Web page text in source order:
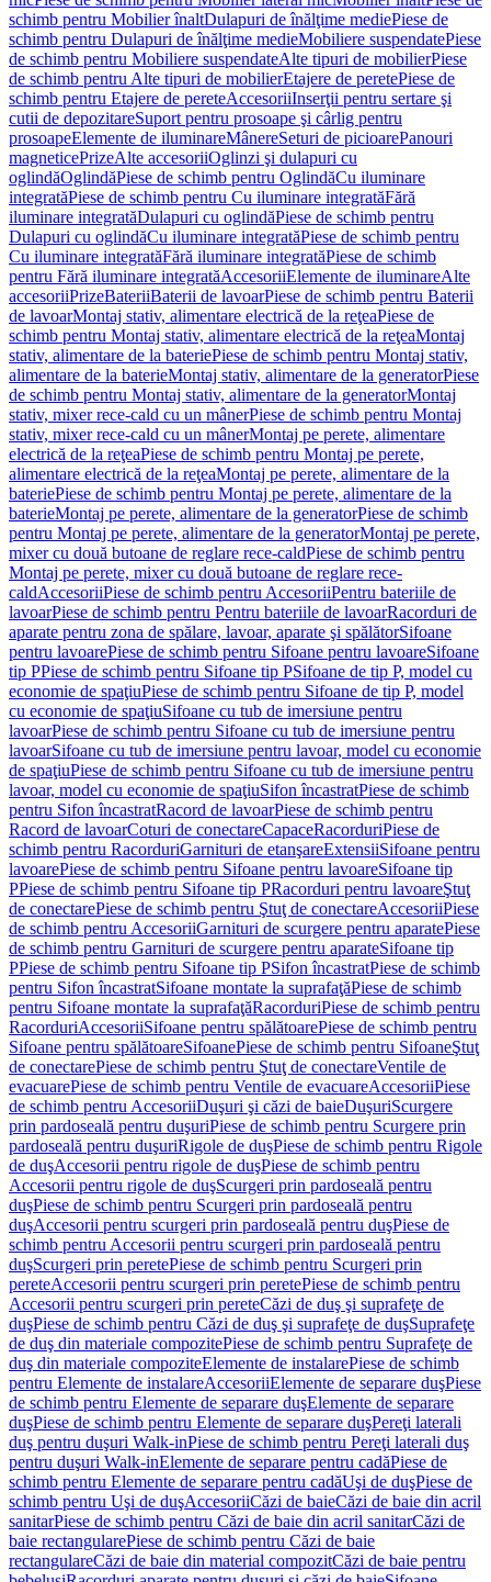
schimb pentru Mobilier înaltDulapuri de înălţime mediePiese de
schimb pentru Dulapuri de înălţime medieMobiliere suspendatePiese
de schimb pentru Mobiliere suspendateAlte tipuri de mobilierPiese
de schimb pentru Alte tipuri de mobilierEtajere de peretePiese de
schimb pentru Etajere de pereteAccesoriiInserţii pentru sertare şi
cutii de depozitareSuport pentru prosoape şi cârlig pentru
prosoapeElemente de iluminareMânereSeturi de picioarePanouri
magneticePrizeAlte accesoriiOglinzi şi dulapuri cu
oglindăOglindăPiese de schimb pentru OglindăCu iluminare
integratăPiese de schimb pentru Cu iluminare integratăFără
iluminare integratăDulapuri cu oglindăPiese de schimb pentru
Dulapuri cu oglindăCu iluminare integratăPiese de schimb pentru
Cu iluminare integratăFără iluminare integratăPiese de schimb
pentru Fără iluminare integratăAccesoriiElemente de iluminareAlte
accesoriiPrizeBateriiBaterii de lavoarPiese de schimb pentru Baterii
de lavoarMontaj stativ, alimentare electrică de la reţeaPiese de
schimb pentru Montaj stativ, alimentare electrică de la reţeaMontaj
stativ, alimentare de la bateriePiese de schimb pentru Montaj stativ,
alimentare de la baterieMontaj stativ, alimentare de la generatorPiese
de schimb pentru Montaj stativ, alimentare de la generatorMontaj
stativ, mixer rece-cald cu un mânerPiese de schimb pentru Montaj
stativ, mixer rece-cald cu un mânerMontaj pe perete, alimentare
electrică de la reţeaPiese de schimb pentru Montaj pe perete,
alimentare electrică de la reţeaMontaj pe perete, alimentare de la
bateriePiese de schimb pentru Montaj pe perete, alimentare de la
baterieMontaj pe perete, alimentare de la generatorPiese de schimb
pentru Montaj pe perete, alimentare de la generatorMontaj pe perete,
mixer cu două butoane de reglare rece-caldPiese de schimb pentru
Montaj pe perete, mixer cu două butoane de reglare rece-
caldAccesoriiPiese de schimb pentru AccesoriiPentru bateriile de
lavoarPiese de schimb pentru Pentru bateriile de lavoarRacorduri de
aparate pentru zona de spălare, lavoar, aparate şi spălătorSifoane
pentru lavoarePiese de schimb pentru Sifoane pentru lavoareSifoane
tip PPiese de schimb pentru Sifoane tip PSifoane de tip P, model cu
economie de spaţiuPiese de schimb pentru Sifoane de tip P, model
cu economie de spaţiuSifoane cu tub de imersiune pentru
lavoarPiese de schimb pentru Sifoane cu tub de imersiune pentru
lavoarSifoane cu tub de imersiune pentru lavoar, model cu economie
de spaţiuPiese de schimb pentru Sifoane cu tub de imersiune pentru
lavoar, model cu economie de spaţiuSifon încastratPiese de schimb
pentru Sifon încastratRacord de lavoarPiese de schimb pentru
Racord de lavoarCoturi de conectareCapaceRacorduriPiese de
schimb pentru RacorduriGarnituri de etanşareExtensiiSifoane pentru
lavoarePiese de schimb pentru Sifoane pentru lavoareSifoane tip
PPiese de schimb pentru Sifoane tip PRacorduri pentru lavoareŞtuţ
de conectarePiese de schimb pentru Ştuţ de conectareAccesoriiPiese
de schimb pentru AccesoriiGarnituri de scurgere pentru aparatePiese
de schimb pentru Garnituri de scurgere pentru aparateSifoane tip
PPiese de schimb pentru Sifoane tip PSifon încastratPiese de schimb
pentru Sifon încastratSifoane montate la suprafaţăPiese de schimb
pentru Sifoane montate la suprafaţăRacorduriPiese de schimb pentru
RacorduriAccesoriiSifoane pentru spălătoarePiese de schimb pentru
Sifoane pentru spălătoareSifoanePiese de schimb pentru SifoaneŞtuţ
de conectarePiese de schimb pentru Ştuţ de conectareVentile de
evacuarePiese de schimb pentru Ventile de evacuareAccesoriiPiese
de schimb pentru AccesoriiDuşuri şi căzi de baieDuşuriScurgere
prin pardoseală pentru duşuriPiese de schimb pentru Scurgere prin
pardoseală pentru duşuriRigole de duşPiese de schimb pentru Rigole
de duşAccesorii pentru rigole de duşPiese de schimb pentru
Accesorii pentru rigole de duşScurgeri prin pardoseală pentru
duşPiese de schimb pentru Scurgeri prin pardoseală pentru
duşAccesorii pentru scurgeri prin pardoseală pentru duşPiese de
schimb pentru Accesorii pentru scurgeri prin pardoseală pentru
duşScurgeri prin peretePiese de schimb pentru Scurgeri prin
pereteAccesorii pentru scurgeri prin peretePiese de schimb pentru
Accesorii pentru scurgeri prin pereteCăzi de duş şi suprafeţe de
duşPiese de schimb pentru Căzi de duş şi suprafeţe de duşSuprafeţe
de duş din materiale compozitePiese de schimb pentru Suprafeţe de
duş din materiale compoziteElemente de instalarePiese de schimb
pentru Elemente de instalareAccesoriiElemente de separare duşPiese
de schimb pentru Elemente de separare duşElemente de separare
duşPiese de schimb pentru Elemente de separare duşPereţi laterali
duş pentru duşuri Walk-inPiese de schimb pentru Pereţi laterali duş
pentru duşuri Walk-inElemente de separare pentru cadăPiese de
schimb pentru Elemente de separare pentru cadăUşi de duşPiese de
schimb pentru Uşi de duşAccesoriiCăzi de baieCăzi de baie din acril
sanitarPiese de schimb pentru Căzi de baie din acril sanitarCăzi de
baie rectangularePiese de schimb pentru Căzi de baie
rectangulareCăzi de baie din material compozitCăzi de baie pentru